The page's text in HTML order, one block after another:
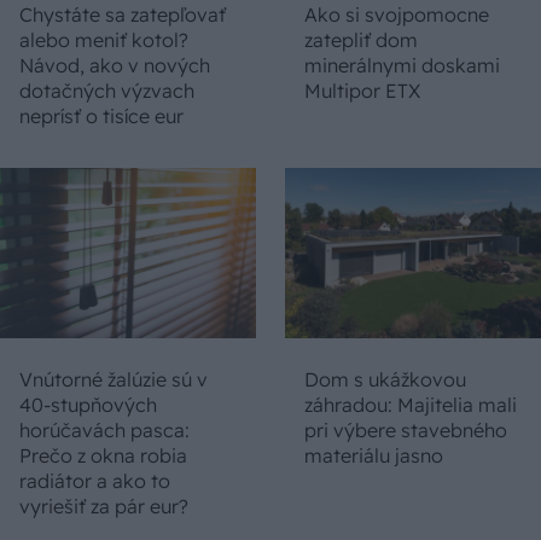
Chystáte sa zatepľovať
alebo meniť kotol?
Návod, ako v nových
dotačných výzvach
neprísť o tisíce eur
Ako si svojpomocne
zatepliť dom
minerálnymi doskami
Multipor ETX
Vnútorné žalúzie sú v
40-stupňových
horúčavách pasca:
Prečo z okna robia
radiátor a ako to
vyriešiť za pár eur?
Dom s ukážkovou
záhradou: Majitelia mali
pri výbere stavebného
materiálu jasno